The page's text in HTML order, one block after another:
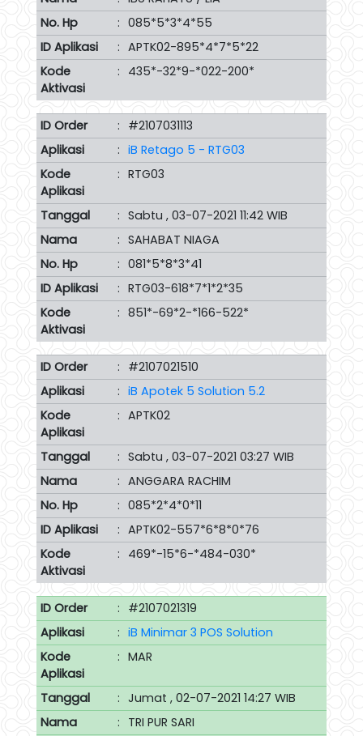
No. Hp
: 085*5*3*4*55
ID Aplikasi
: APTK02-895*4*7*5*22
Kode
Aktivasi
: 435*-32*9-*022-200*
ID Order : #2107031113
Aplikasi
: iB Retago 5 - RTG03
Kode
Aplikasi
: RTG03
Tanggal : Sabtu , 03-07-2021 11:42 WIB
Nama
: SAHABAT NIAGA
No. Hp
: 081*5*8*3*41
ID Aplikasi
: RTG03-618*7*1*2*35
Kode
Aktivasi
: 851*-69*2-*166-522*
ID Order : #2107021510
Aplikasi
: iB Apotek 5 Solution 5.2
Kode
Aplikasi
: APTK02
Tanggal : Sabtu , 03-07-2021 03:27 WIB
Nama
: ANGGARA RACHIM
No. Hp
: 085*2*4*0*11
ID Aplikasi
: APTK02-557*6*8*0*76
Kode
Aktivasi
: 469*-15*6-*484-030*
ID Order : #2107021319
Aplikasi
: iB Minimar 3 POS Solution
Kode
Aplikasi
: MAR
Tanggal : Jumat , 02-07-2021 14:27 WIB
Nama
: TRI PUR SARI